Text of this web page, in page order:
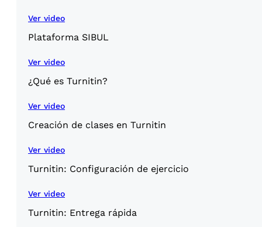
Ver video
Plataforma SIBUL
Ver video
¿Qué es Turnitin?
Ver video
Creación de clases en Turnitin
Ver video
Turnitin: Configuración de ejercicio
Ver video
Turnitin: Entrega rápida